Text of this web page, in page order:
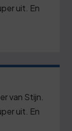
uit. En
van Stijn.
uit. En